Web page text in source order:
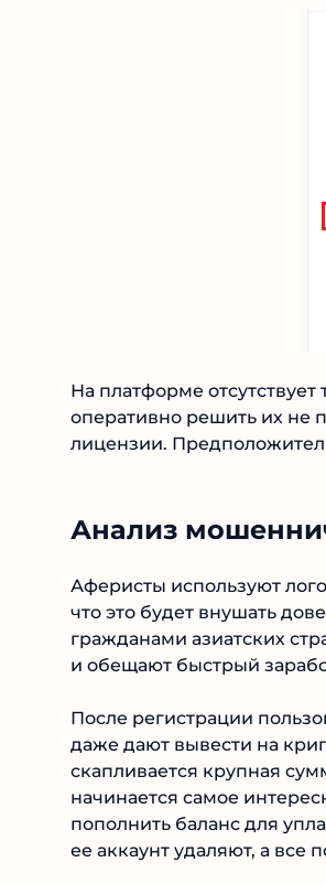
На платформе
оперативно решить их не
лицензии.
Анализ
Аферисты используют
что это будет внушать
гражданами азиатских
и обещают быстрый
После регистрации
даже дают вывести на
скапливается крупная
начинается самое
пополнить баланс для
ее аккаунт удаляют, а все